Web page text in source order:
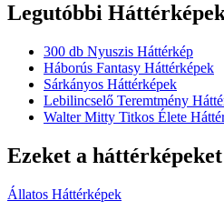
Legutóbbi
300 db Nyuszis Háttérkép
Háborús Fantasy Háttérképek
Sárkányos Háttérképek
Lebilincselő Teremtmény
Walter Mitty Titkos Élete
Ezeket a
Állatos Háttérképek